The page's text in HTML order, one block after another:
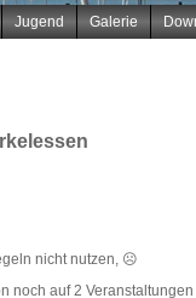
Jugend Galerie
nicht nutzen, ☹
noch auf 2